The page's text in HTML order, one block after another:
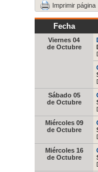
Imprimir página
Fecha
Viernes 04
de Octubre
Sábado 05
de Octubre
Miércoles 09
de Octubre
Miércoles 16
de Octubre